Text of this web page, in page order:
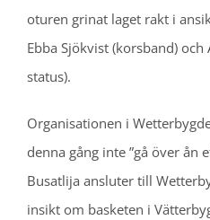
oturen grinat laget rakt i
Ebba Sjökvist (korsband) och
status).
Organisationen i
denna gång inte ”gå över ån
Busatlija ansluter till
insikt om basketen i